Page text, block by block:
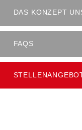
DAS KONZEPT
FAQS